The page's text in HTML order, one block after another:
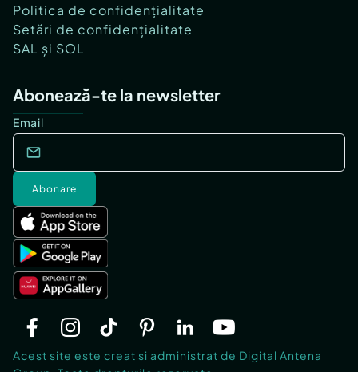
Politica de confidențialitate
Setări de confidențialitate
SAL și SOL
Abonează-te la newsletter
Email
Abonare
Acest site este creat si administrat de Digital Antena